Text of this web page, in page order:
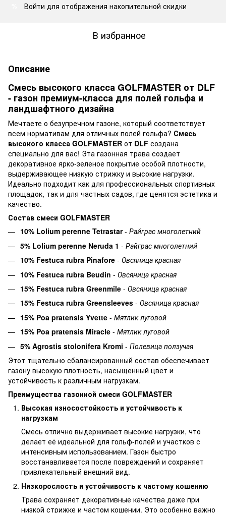
Войти для отображения накопительной скидки
В избранное
Описание
Смесь высокого класса GOLFMASTER от DLF
- газон премиум-класса для полей гольфа и
ландшафтного дизайна
Мечтаете о безупречном газоне, который соответствует
всем нормативам для отличных полей гольфа? Смесь
высокого класса GOLFMASTER от DLF создана
специально для вас! Эта газонная трава создает
декоративное ярко-зеленое покрытие особой плотности,
выдерживающее низкую стрижку и высокие нагрузки.
Идеально подходит как для профессиональных спортивных
площадок, так и для частных садов, где ценятся эстетика и
качество.
Состав смеси GOLFMASTER
10% Lolium perenne Tetrastar- Райграс многолетний
5% Lolium perenne Neruda 1 - Райграс многолетний
10% Festuca rubra Pinafore - Овсяница красная
10% Festuca rubra Beudin - Овсяница красная
15% Festuca rubra Greenmile - Овсяница красная
15% Festuca rubra Greensleeves - Овсяница красная
15% Poa pratensis Yvette - Мятлик луговой
15% Poa pratensis Miracle - Мятлик луговой
5% Agrostis stolonifera Kromi - Полевица ползучая
Этот тщательно сбалансированный состав обеспечивает
газону высокую плотность, насыщенный цвет и
устойчивость к различным нагрузкам.
Преимущества газонной смеси GOLFMASTER
Высокая износостойкость и устойчивость к
нагрузкам
Смесь отлично выдерживает высокие нагрузки, что
делает её идеальной для гольф-полей и участков с
интенсивным использованием. Газон быстро
восстанавливается после повреждений и сохраняет
привлекательный внешний вид.
Низкорослость и устойчивость к частому кошению
Трава сохраняет декоративные качества даже при
низкой стрижке и частом кошении. Это особенно важно